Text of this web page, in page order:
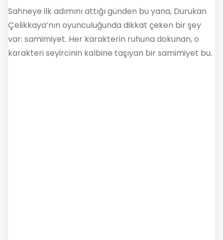
Sahneye ilk adımını attığı günden bu yana, Durukan
Çelikkaya’nın oyunculuğunda dikkat çeken bir şey
var: samimiyet. Her karakterin ruhuna dokunan, o
karakteri seyircinin kalbine taşıyan bir samimiyet bu.